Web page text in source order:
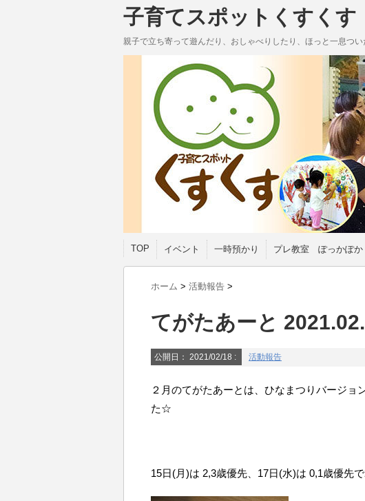
子育てスポットくすくす
親子で立ち寄って遊んだり、おしゃべりしたり、ほっと一息つい
TOP イベント 一時預かり プレ教室 ぽっかぽか
ホーム > 活動報告 >
てがたあーと
公開日： 2021/02/18 : 活動報告
２月のてがたあーとは、ひなまつりバージョ
た☆
15日(月)は 2,3歳優先、17日(水)は 0,1歳優先